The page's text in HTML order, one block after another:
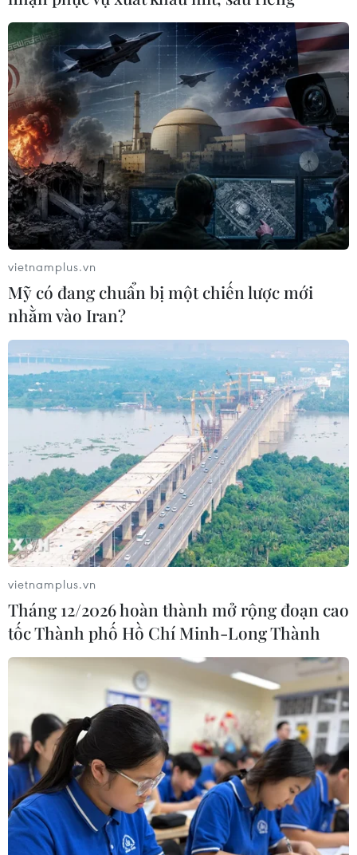
vietnamplus.vn
Mỹ có đang chuẩn bị một chiến lược mới
nhằm vào Iran?
vietnamplus.vn
Tháng 12/2026 hoàn thành mở rộng đoạn cao
tốc Thành phố Hồ Chí Minh-Long Thành